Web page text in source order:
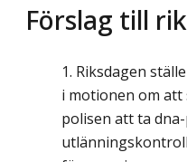
Förslag till
Riksdagen
i motionen om
polisen att ta